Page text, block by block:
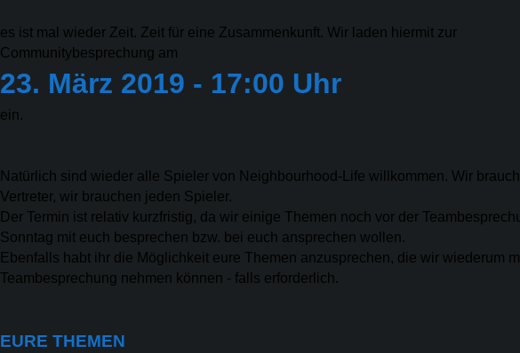
es ist mal wieder Zeit. Zeit für eine Zusammenkunft. Wir laden hiermit zur
Communitybesprechung am
23. März 2019 - 17:00 Uhr
ein.
Natürlich sind wieder alle Spieler von Neighbourhood-Life willkommen. Wir
Vertreter, wir brauchen jeden Spieler.
Der Termin ist relativ kurzfristig, da wir einige Themen noch vor der
Sonntag mit euch besprechen bzw. bei euch ansprechen wollen.
Ebenfalls habt ihr die Möglichkeit eure Themen anzusprechen, die wir wiederum
Teambesprechung nehmen können - falls erforderlich.
EURE THEMEN